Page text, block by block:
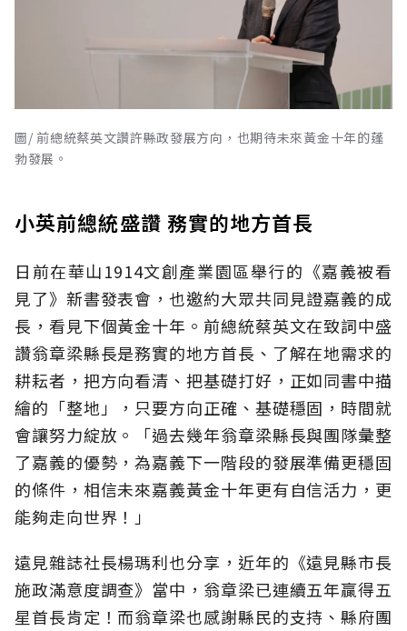
圖/ 前總統蔡英文讚許縣政發展方向，也期待未來黃金十年的蓬
勃發展。
小英前總統盛讚 務實的地方首長
日前在華山1914文創產業園區舉行的《嘉義被看
見了》新書發表會，也邀約大眾共同見證嘉義的成
長，看見下個黃金十年。前總統蔡英文在致詞中盛
讚翁章梁縣長是務實的地方首長、了解在地需求的
耕耘者，把方向看清、把基礎打好，正如同書中描
繪的「整地」，只要方向正確、基礎穩固，時間就
會讓努力綻放。「過去幾年翁章梁縣長與團隊彙整
了嘉義的優勢，為嘉義下一階段的發展準備更穩固
的條件，相信未來嘉義黃金十年更有自信活力，更
能夠走向世界！」
遠見雜誌社長楊瑪利也分享，近年的《遠見縣市長
施政滿意度調查》當中，翁章梁已連續五年贏得五
星首長肯定！而翁章梁也感謝縣民的支持、縣府團